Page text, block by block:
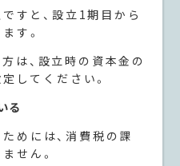
すと、設立1期目から
す。
は、設立時の資本金の
してください。
る
めには、消費税の課
せん。